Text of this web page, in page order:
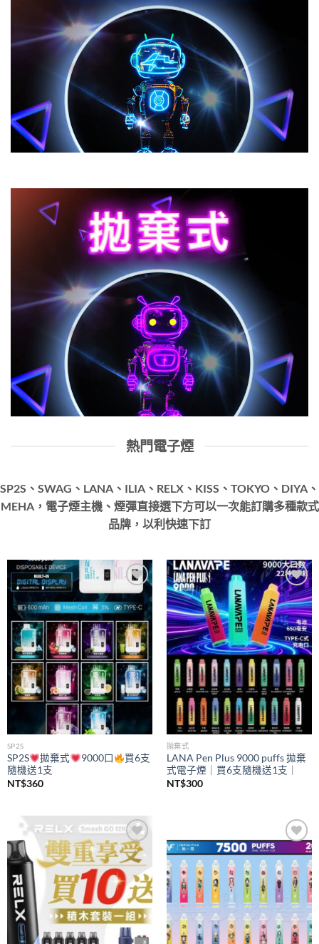
熱門電子煙
SP2S、SWAG、LANA、ILIA、RELX、KISS、TOKYO、DIYA、
MEHA，電子煙主機、煙彈直接選下方可以一次能訂購多種款式
品牌，以利快速下訂
Add to
wishlist
SP2S
SP2S 拋棄式 9000口
買6支
隨機送1支
NT$360
Add to
wishlist
拋棄式
LANA Pen Plus 9000 puffs 拋棄
式電子煙｜買6支隨機送1支｜
NT$300
Add to
wishlist
Add to
wishlist